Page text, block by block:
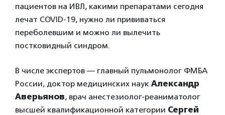
пациентов на ИВЛ, какими препаратами сегодня
лечат COVID-19, нужно ли прививаться
переболевшим и можно ли вылечить
постковидный синдром.
В числе экспертов — главный пульмонолог ФМБА
России, доктор медицинских наук Александр
Аверьянов, врач анестезиолог-реаниматолог
высшей квалификационной категории Сергей